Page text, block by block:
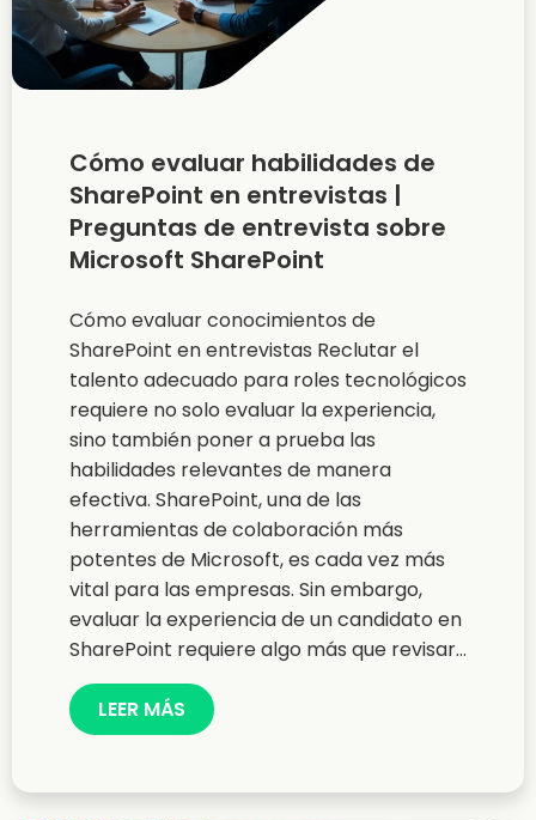
Cómo evaluar habilidades de
SharePoint en entrevistas |
Preguntas de entrevista sobre
Microsoft SharePoint
Cómo evaluar conocimientos de
SharePoint en entrevistas Reclutar el
talento adecuado para roles tecnológicos
requiere no solo evaluar la experiencia,
sino también poner a prueba las
habilidades relevantes de manera
efectiva. SharePoint, una de las
herramientas de colaboración más
potentes de Microsoft, es cada vez más
vital para las empresas. Sin embargo,
evaluar la experiencia de un candidato en
SharePoint requiere algo más que revisar...
LEER MÁS